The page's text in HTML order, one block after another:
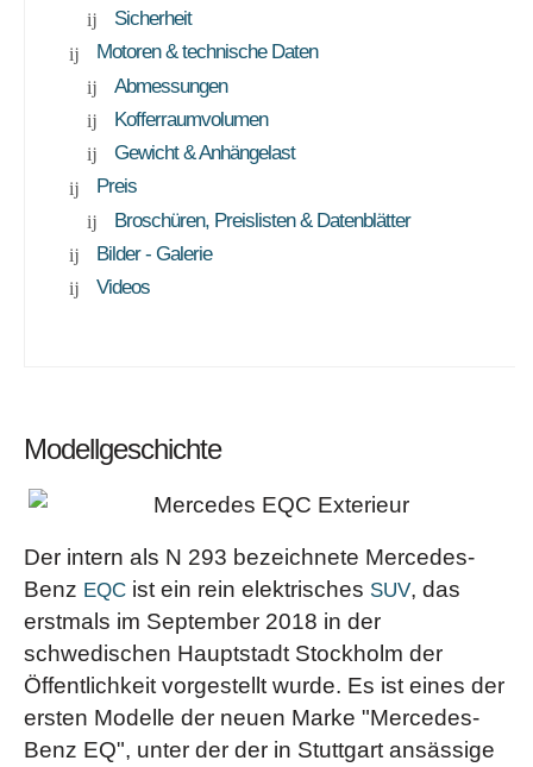
Sicherheit
Motoren & technische Daten
Abmessungen
Kofferraumvolumen
Gewicht & Anhängelast
Preis
Broschüren, Preislisten & Datenblätter
Bilder - Galerie
Videos
Modellgeschichte
Der intern als N 293 bezeichnete Mercedes-
Benz EQC ist ein rein elektrisches SUV, das
erstmals im September 2018 in der
schwedischen Hauptstadt Stockholm der
Öffentlichkeit vorgestellt wurde. Es ist eines der
ersten Modelle der neuen Marke "Mercedes-
Benz EQ", unter der der in Stuttgart ansässige